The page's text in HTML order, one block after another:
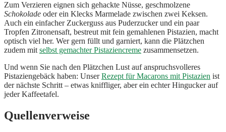
Zum Verzieren eignen sich gehackte Nüsse, geschmolzene
Schokolade oder ein Klecks Marmelade zwischen zwei Keksen.
Auch ein einfacher Zuckerguss aus Puderzucker und ein paar
Tropfen Zitronensaft, bestreut mit fein gemahlenen Pistazien, macht
optisch viel her. Wer gern füllt und garniert, kann die Plätzchen
zudem mitselbst gemachter Pistaziencreme zusammensetzen.
Und wenn Sie nach den Plätzchen Lust auf anspruchsvolleres
Pistaziengebäck haben: UnserRezept für Macarons mit Pistazien ist
der nächste Schritt – etwas kniffliger, aber ein echter Hingucker auf
jeder Kaffeetafel.
Quellenverweise